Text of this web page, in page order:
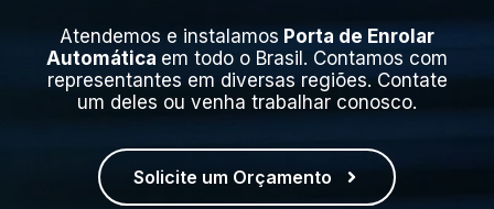
Atendemos e instalamos Porta de Enrolar
Automática em todo o Brasil. Contamos com
representantes em diversas regiões. Contate
um deles ou venha trabalhar conosco.
Solicite um Orçamento